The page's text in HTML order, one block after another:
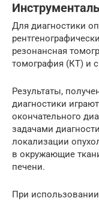
Для диагностики
резонансная
томография (КТ) и
Результаты,
диагностики
окончательного
задачами
локализации
в окружающие
печени.
При